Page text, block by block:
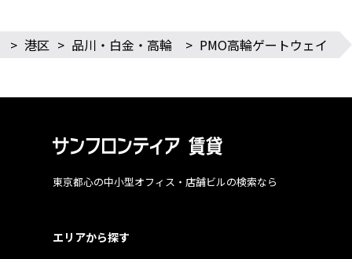
> 港区 > 品川・白金・高輪 > PMO高輪ゲートウェイ
東京都心の中小型オフィス・店舗ビルの検索なら
エリアから探す